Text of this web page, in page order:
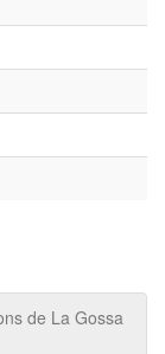
de La Gossa